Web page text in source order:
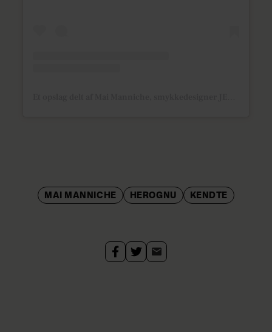
MAI MANNICHE HEROGNU KENDTE